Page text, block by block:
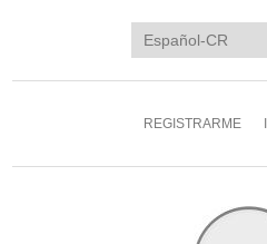
REGISTRARME